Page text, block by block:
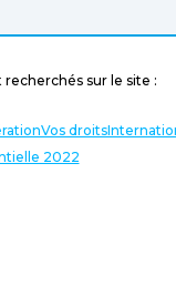
sur le site :
Vos droits
2022